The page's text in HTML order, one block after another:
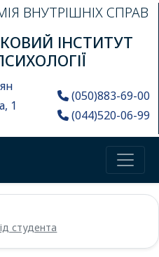
ВНУТРІШНІХ СПРАВ
ІНСТИТУТ
1
(050)883-69-00
(044)520-06-99
студента